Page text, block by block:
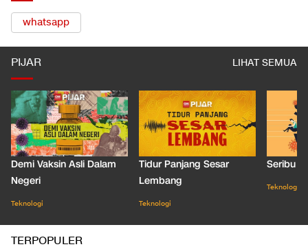
whatsapp
PIJAR LIHAT SEMUA
Demi Vaksin Asli Dalam
Negeri
Teknologi
Tidur Panjang Sesar
Lembang
Teknologi
Seribu
Teknologi
TERPOPULER